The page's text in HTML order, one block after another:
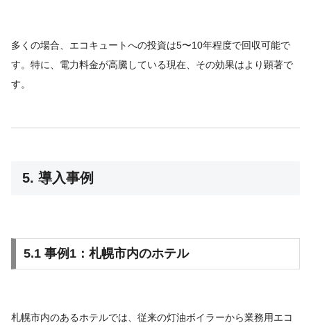
多くの場合、エコキュートへの投資は5〜10年程度で回収可能で
す。特に、電力料金が高騰している現在、その効果はより顕著で
す。
5. 導入事例
5.1 事例1：札幌市内のホテル
札幌市内のあるホテルでは、従来の灯油ボイラーから業務用エコ